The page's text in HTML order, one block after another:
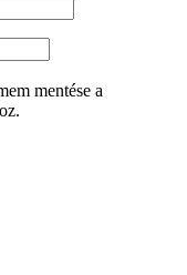
mentése a